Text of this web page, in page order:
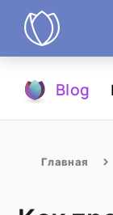
Blog
Главная